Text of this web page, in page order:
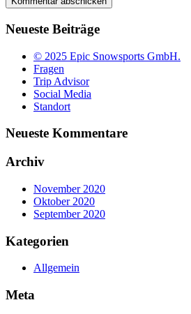
Neueste Beiträge
© 2025 Epic Snowsports GmbH.
Fragen
Trip Advisor
Social Media
Standort
Neueste Kommentare
Archiv
November 2020
Oktober 2020
September 2020
Kategorien
Allgemein
Meta